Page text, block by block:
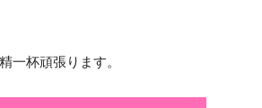
一杯頑張ります。